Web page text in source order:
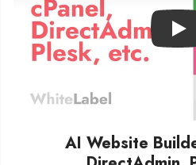
Play
AI Website